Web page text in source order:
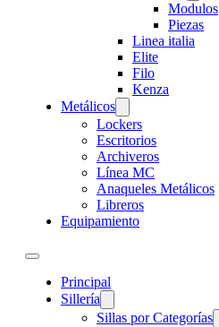
Modulos
Piezas
Linea italia
Elite
Filo
Kenza
Metálicos
Lockers
Escritorios
Archiveros
Línea MC
Anaqueles Metálicos
Libreros
Equipamiento
Principal
Sillería
Sillas por Categorías